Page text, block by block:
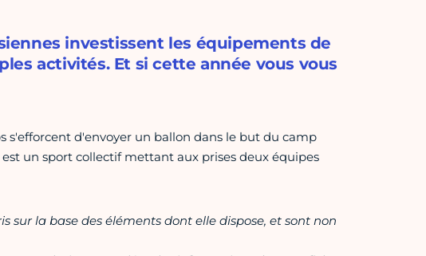
investissent les équipements de
activités. Et si cette année vous vous
s'efforcent d'envoyer un ballon dans le but du camp
un sport collectif mettant aux prises deux équipes
sur la base des éléments dont elle dispose, et sont non